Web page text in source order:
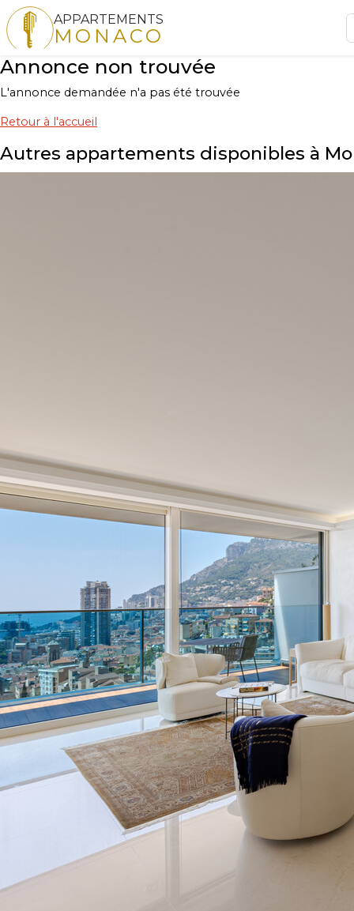
APPARTEMENTS
MONACO
Annonce non trouvée
L'annonce demandée n'a pas été trouvée
Retour à l'accueil
Autres appartements disponibles à